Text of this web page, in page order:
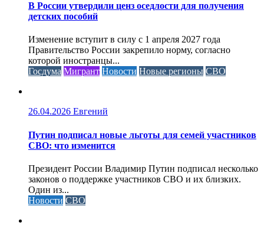
В России утвердили ценз оседлости для получения
детских пособий
Изменение вступит в силу с 1 апреля 2027 года
Правительство России закрепило норму, согласно
которой иностранцы...
Госдума Мигрант Новости Новые регионы СВО
26.04.2026 Евгений
Путин подписал новые льготы для семей участников
СВО: что изменится
Президент России Владимир Путин подписал несколько
законов о поддержке участников СВО и их близких.
Один из...
Новости СВО